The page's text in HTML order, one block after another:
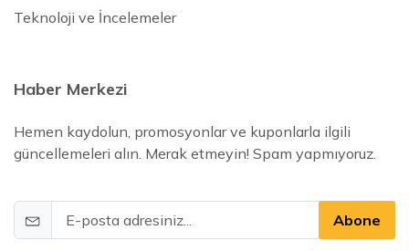
Teknoloji ve İncelemeler
Haber Merkezi
Hemen kaydolun, promosyonlar ve kuponlarla ilgili
güncellemeleri alın. Merak etmeyin! Spam yapmıyoruz.
Abone